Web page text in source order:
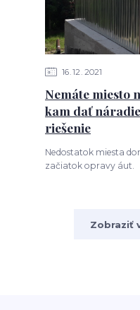
16 12 2021
Nemáte miesto
kam dať
riešenie
Nedostatok miesta
začiatok opravy áut.
Zobraziť